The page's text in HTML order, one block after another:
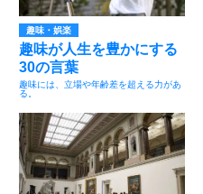
趣味・娯楽
趣味が人生を豊かにする
30の言葉
趣味には、立場や年齢差を超える力があ
る。